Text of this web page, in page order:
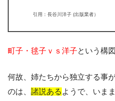
引用：長谷川洋子 (出版業者）
町子・毬子ｖｓ洋子という構
何故、姉たちから独立する事
のは、 諸説ある ようで、いま